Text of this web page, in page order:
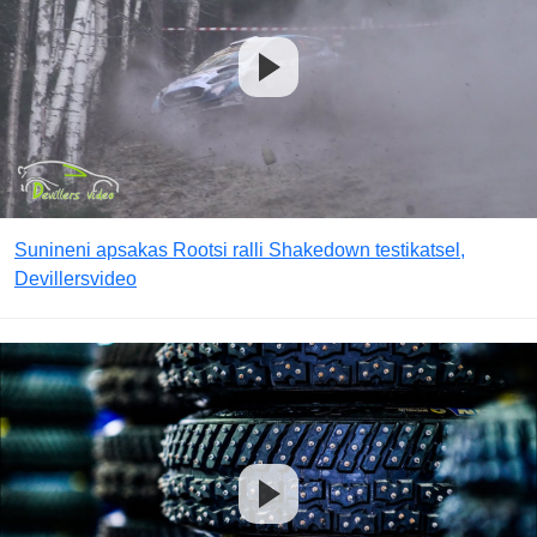
Sunineni apsakas Rootsi ralli Shakedown testikatsel,
Devillersvideo